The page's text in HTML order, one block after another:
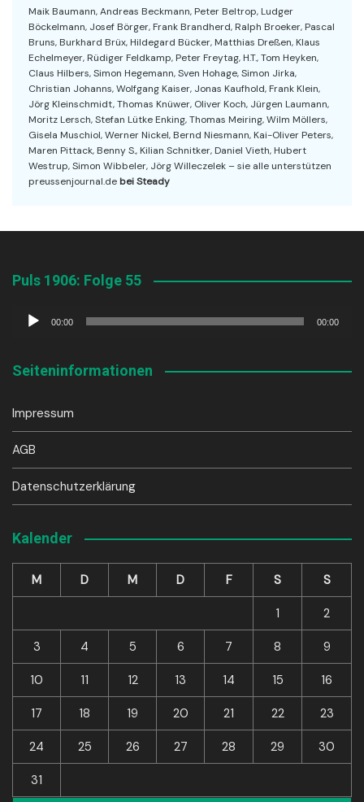
Maik Baumann, Andreas Beckmann, Peter Beltrop, Ludger
Böckelmann, Josef Börger, Frank Brandherd, Ralph Broeker, Pascal
Bruns, Burkhard Brüx, Hildegard Bücker, Matthias Dreßen, Klaus
Echelmeyer, Rüdiger Feldkamp, Peter Freytag, H.T., Tom Heyken,
Claus Hilbers, Simon Hegemann, Sven Hohage, Simon Jirka,
Christian Johanns, Wolfgang Kaiser, Jonas Kaufhold, Frank Klein,
Jörg Kleinschmidt, Thomas Knüwer, Oliver Koch, Jürgen Laumann,
Moritz Lersch, Stefan Lütke Enking, Thomas Meiring, Wilm Möllers,
Gisela Muschiol, Werner Nickel, Bernd Niesmann, Kai-Oliver Peters,
Maren Pittack, Benny S., Kilian Schnitker, Daniel Vieth, Hubert
Westrup, Simon Wibbeler, Jörg Willeczelek – sie alle unterstützen
preussenjournal.de bei Steady
Puls 1906: Folge 55
Audio-
00:00 00:00
Seiteninformationen
Impressum
AGB
Datenschutzerklärung
Kalender
M D M D F S S
1 2
3 4 5 6 7 8 9
10 11 12 13 14 15 16
17 18 19 20 21 22 23
24 25 26 27 28 29 30
31